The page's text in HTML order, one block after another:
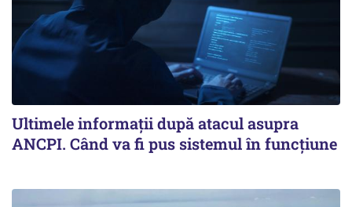
Ultimele informații după atacul asupra
ANCPI. Când va fi pus sistemul în funcțiune